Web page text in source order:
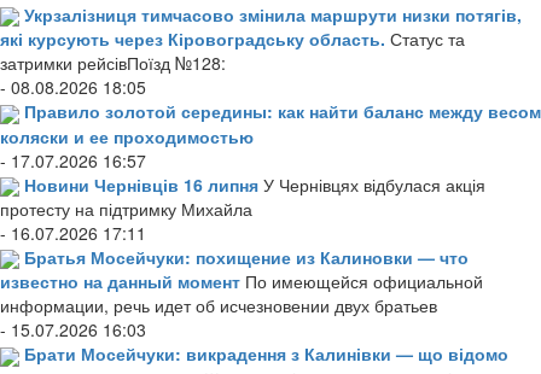
Укрзалізниця тимчасово змінила маршрути низки потягів,
які курсують через Кіровоградську область. Статус та
затримки рейсівПоїзд №128:
- 08.08.2026 18:05
Правило золотой середины: как найти баланс между весом
коляски и ее проходимостью
- 17.07.2026 16:57
Новини Чернівців 16 липня У Чернівцях відбулася акція
протесту на підтримку Михайла
- 16.07.2026 17:11
Братья Мосейчуки: похищение из Калиновки — что
известно на данный момент По имеющейся официальной
информации, речь идет об исчезновении двух братьев
- 15.07.2026 16:03
Брати Мосейчуки: викрадення з Калинівки — що відомо